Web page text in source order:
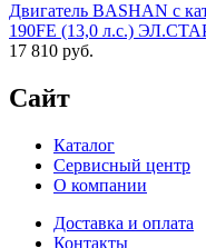
Двигатель BASHAN с
190FE (13,0 л.с.)
17 810 руб.
Сайт
Каталог
Сервисный центр
О компании
Доставка и оплата
Контакты